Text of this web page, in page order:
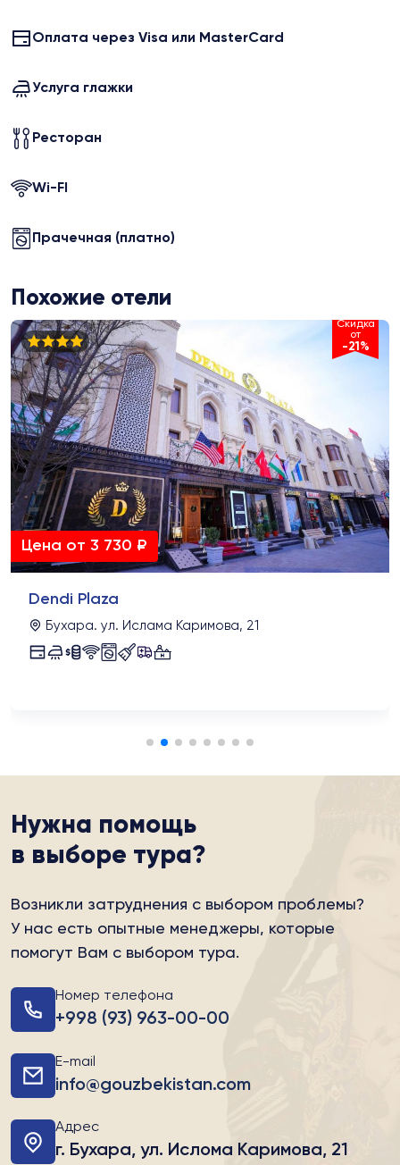
Оплата через Visa или MasterCard
Услуга глажки
Ресторан
Wi-FI
Прачечная (платно)
Похожие отели
Скидка
от
-21%
Цена от 3 730 ₽
Dendi Plaza
Бухара. ул. Ислама Каримова, 21
Нужна помощь
в выборе тура?
Возникли затруднения с выбором проблемы?
У нас есть опытные менеджеры, которые
помогут Вам с выбором тура.
Номер телефона
+998 (93) 963-00-00
E-mail
info@gouzbekistan.com
Адрес
г. Бухара, ул. Ислома Каримова, 21